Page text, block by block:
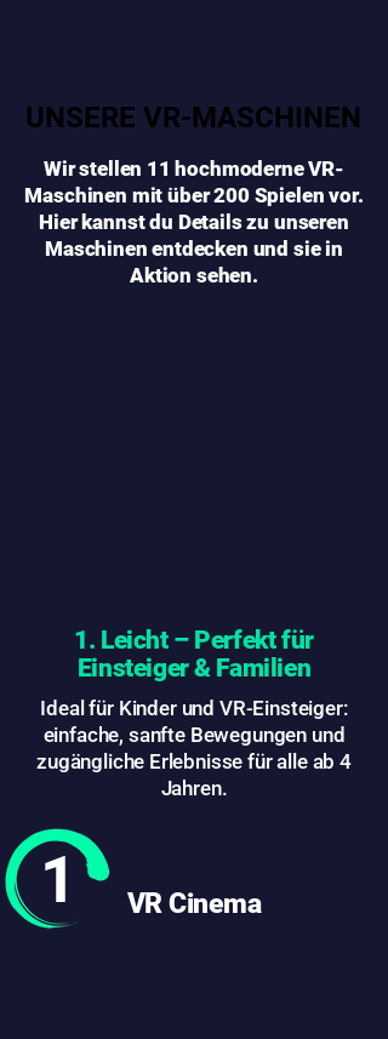
UNSERE VR-MASCHINEN
UNSERE VR-MASCHINEN
Wir stellen 11 hochmoderne VR-
Maschinen mit über 200 Spielen vor.
Hier kannst du Details zu unseren
Maschinen entdecken und sie in
Aktion sehen.
1. Leicht – Perfekt für
Einsteiger & Familien
Ideal für Kinder und VR-Einsteiger:
einfache, sanfte Bewegungen und
zugängliche Erlebnisse für alle ab 4
Jahren.
1 VR Cinema